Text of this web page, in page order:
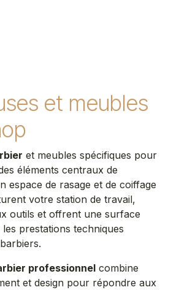
et meubles
et meubles spécifiques pour
éléments centraux de
espace de rasage et de coiffage
votre station de travail,
outils et offrent une surface
prestations techniques
professionnel combine
et design pour répondre aux